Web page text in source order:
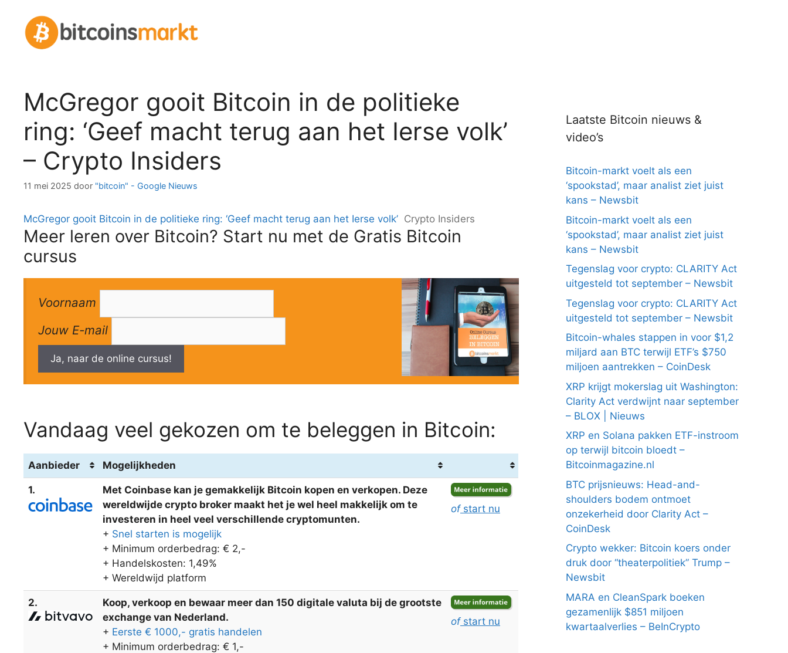
inhoud
McGregor gooit Bitcoin in de politieke
ring: ‘Geef macht terug aan het Ierse volk’
– Crypto Insiders
11 mei 2025 door "bitcoin" - Google Nieuws
McGregor gooit Bitcoin in de politieke ring: ‘Geef macht terug aan het Ierse volk’ Crypto Insiders
Meer leren over Bitcoin? Start nu met de Gratis Bitcoin
cursus
Voornaam
Jouw E-mail
Ja, naar de online cursus!
Vandaag veel gekozen om te beleggen in Bitcoin:
Aanbieder Mogelijkheden
1.
Met Coinbase kan je gemakkelijk Bitcoin kopen en verkopen. Deze
wereldwijde crypto broker maakt het je wel heel makkelijk om te
investeren in heel veel verschillende cryptomunten.
+ Snel starten is mogelijk
+ Minimum orderbedrag: € 2,-
+ Handelskosten: 1,49%
+ Wereldwijd platform
ofstart nu
2.
Koop, verkoop en bewaar meer dan 150 digitale valuta bij de grootste
exchange van Nederland.
+ Eerste € 1000,- gratis handelen
+ Minimum orderbedrag: € 1,-
ofstart nu
Laatste Bitcoin nieuws &
video’s
Bitcoin-markt voelt als een
‘spookstad’, maar analist ziet juist
kans – Newsbit
Bitcoin-markt voelt als een
‘spookstad’, maar analist ziet juist
kans – Newsbit
Tegenslag voor crypto: CLARITY Act
uitgesteld tot september – Newsbit
Tegenslag voor crypto: CLARITY Act
uitgesteld tot september – Newsbit
Bitcoin-whales stappen in voor $1,2
miljard aan BTC terwijl ETF’s $750
miljoen aantrekken – CoinDesk
XRP krijgt mokerslag uit Washington:
Clarity Act verdwijnt naar september
– BLOX | Nieuws
XRP en Solana pakken ETF-instroom
op terwijl bitcoin bloedt –
Bitcoinmagazine.nl
BTC prijsnieuws: Head-and-
shoulders bodem ontmoet
onzekerheid door Clarity Act –
CoinDesk
Crypto wekker: Bitcoin koers onder
druk door “theaterpolitiek” Trump –
Newsbit
MARA en CleanSpark boeken
gezamenlijk $851 miljoen
kwartaalverlies – BeInCrypto